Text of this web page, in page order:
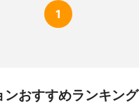
1
おすすめランキング